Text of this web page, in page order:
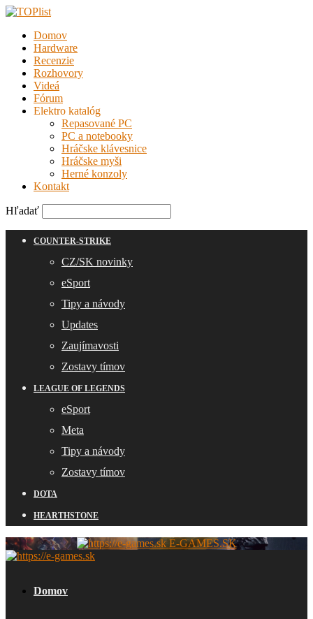
Domov
Hardware
Recenzie
Rozhovory
Videá
Fórum
Elektro katalóg
Repasované PC
PC a notebooky
Hráčske klávesnice
Hráčske myši
Herné konzoly
Kontakt
Hľadať
COUNTER-STRIKE
CZ/SK novinky
eSport
Tipy a návody
Updates
Zaujímavosti
Zostavy tímov
LEAGUE OF LEGENDS
eSport
Meta
Tipy a návody
Zostavy tímov
DOTA
HEARTHSTONE
E-GAMES.SK
Domov